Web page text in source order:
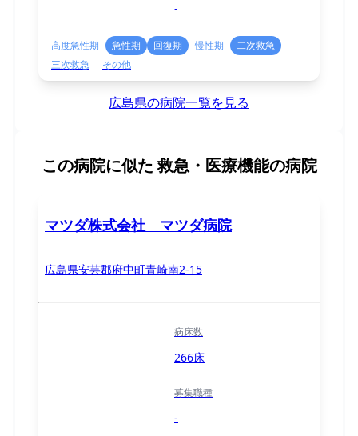
-
高度急性期 急性期 回復期 慢性期
二次救急
三次救急
その他
広島県の病院一覧を見る
この病院に似た 救急・医療機能の病院
マツダ株式会社 マツダ病院
広島県安芸郡府中町青崎南2-15
病床数
266床
募集職種
-